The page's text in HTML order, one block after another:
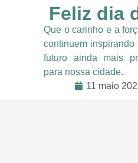
Feliz dia
Que o carinho e a
continuem inspirando
futuro ainda mais
para nossa cidade.
11 maio